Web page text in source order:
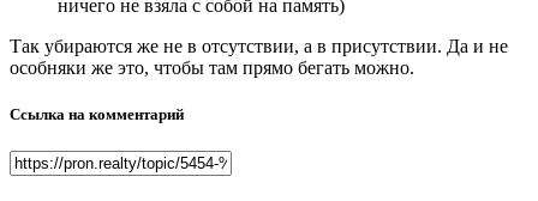
ничего не взяла с собой на память)
Так убираются же не в отсутствии, а в присутствии. Да и не
особняки же это, чтобы там прямо бегать можно.
Ссылка на комментарий